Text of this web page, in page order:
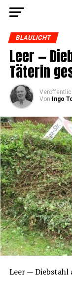
BLAULICHT
Leer —
Täte­rin
Von
Ingo
Leer —